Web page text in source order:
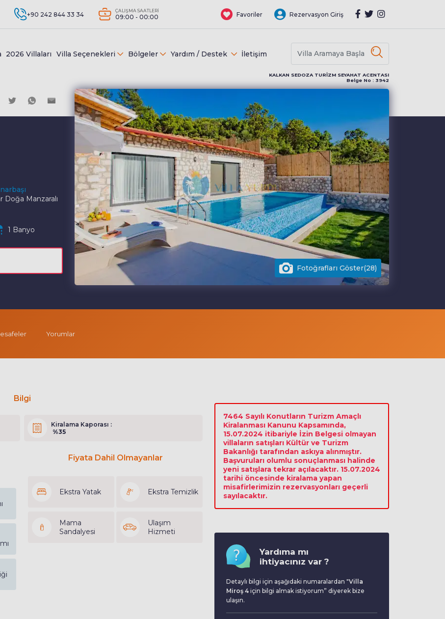
+90 242 844 33 34 ÇALIŞMA SAATLERİ
09:00 - 00:00 Favoriler Rezervasyon Giriş
2026 Villaları Villa Seçenekleri Bölgeler Yardım / Destek İletişim
KALKAN SEDOZA TURİZM SEYAHAT ACENTASI
Belge No : 3942
Doğa Manzaralı
1 Banyo
Fotoğrafları Göster(28)
Yorumlar
Bilgi
Kiralama Kaporası :
%35
Fiyata Dahil Olmayanlar
Ekstra Yatak Ekstra Temizlik
Mama
Sandalyesi
Ulaşım
Hizmeti
7464 Sayılı Konutların Turizm Amaçlı
Kiralanması Kanunu Kapsamında,
15.07.2024 itibariyle İzin Belgesi olmayan
villaların satışları Kültür ve Turizm
Bakanlığı tarafından askıya alınmıştır.
Başvuruları olumlu sonuçlanması halinde
yeni satışlara tekrar açılacaktır. 15.07.2024
tarihi öncesinde kiralama yapan
misafirlerimizin rezervasyonları geçerli
sayılacaktır.
Yardıma mı
ihtiyacınız var ?
Detaylı bilgi için aşağıdaki numaralardan "Villa
Miroş 4 için bilgi almak istiyorum” diyerek bize
ulaşın.